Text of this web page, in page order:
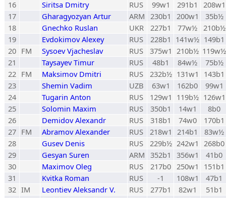
16
Siritsa Dmitry RUS 99w1 291b1
208w1
17
Gharagyozyan Artur ARM 230b1 200w1
35b½
18
Gnechko Ruslan UKR 227b1 77w½ 210b½
19
Evdokimov Alexey RUS 228b1 141w½ 149b1
20 FM Sysoev Vjacheslav RUS 375w1 210b½ 119w½
21
Taysayev Timur RUS 48b1 84w½
75b½
22 FM Maksimov Dmitri RUS 232b½ 131w1
143b1
23
Shemin Vadim UZB 63w1 162b0
99w1
24
Tugarin Anton RUS 129w1 119b½ 126w1
25
Solomin Maxim RUS 350b1 14w1
8b0
26
Demidov Alexandr RUS 318b1 74w0
170b1
27 FM Abramov Alexander RUS 218w1 214b1
83w½
28
Gusev Denis RUS 229b½ 242w1 268b0
29
Gesyan Suren ARM 352b1 356w1
41b0
30
Maximov Oleg RUS 217b0 250w1
151b1
31
Kvitka Roman RUS -1 108w1
47b1
32 IM Leontiev Aleksandr V. RUS 277b1 82w1
51b1